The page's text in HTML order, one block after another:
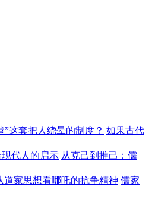
这套把人绕晕的制度？ 如果古代
代人的启示 从克己到推己：儒
道家思想看哪吒的抗争精神 儒家